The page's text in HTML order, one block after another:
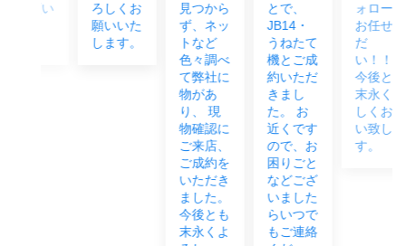
ろしくお
願いいた
します。
見つから
ず、ネッ
トなど
色々調べ
て弊社に
物があ
り、 現
物確認に
ご来店、
ご成約を
いただき
ました。
今後とも
末永くよ
とで、
JB14・
うねたて
機とご成
約いただ
きまし
た。 お
近くです
ので、お
困りごと
などござ
いました
らいつで
もご連絡
ォローも
お任せく
い！！！
今後とも
末永く宜
しくお願
い致しま